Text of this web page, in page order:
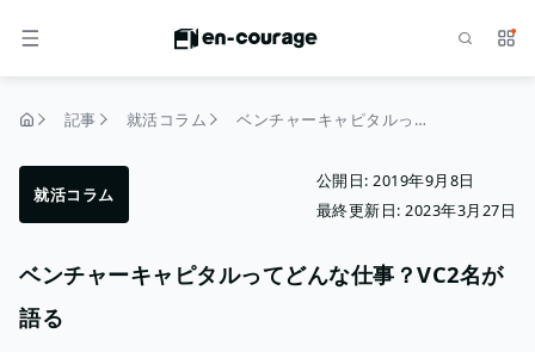
メニュー サ
記事 就活コラム ベンチャーキャピタルってどんな仕事？VC2名が語る
就活コラム
公開日: 2019年9月8日
最終更新日: 2023年3月27日
ベンチャーキャピタルってどんな仕事？VC2名が
語る